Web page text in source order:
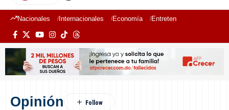
Nacionales Internacionales Economía Entretenimiento
Opinión